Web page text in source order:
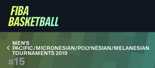
MEN'S
PACIFIC/MICRONESIAN/POLYNESIAN/MELANESIAN
TOURNAMENTS 2019
#15